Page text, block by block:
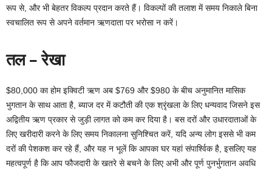
रूप से, और भी बेहतर विकल्प प्रदान करते हैं। विकल्पों की तलाश में समय निकाले बिना
स्वचालित रूप से अपने वर्तमान ऋणदाता पर भरोसा न करें।
तल – रेखा
$80,000 का होम इक्विटी ऋण अब $769 और $980 के बीच अनुमानित मासिक
भुगतान के साथ आता है, ब्याज दर में कटौती की एक श्रृंखला के लिए धन्यवाद जिसने इस
अद्वितीय ऋण प्रकार से जुड़ी लागत को कम कर दिया है। बस दरों और उधारदाताओं के
लिए खरीदारी करने के लिए समय निकालना सुनिश्चित करें, यदि अन्य लोग इससे भी कम
दरों की पेशकश कर रहे हैं, और यह न भूलें कि आपका घर यहां संपार्श्विक है, इसलिए यह
महत्वपूर्ण है कि आप फौजदारी के खतरे से बचने के लिए अभी और पूर्ण पुनर्भुगतान अवधि